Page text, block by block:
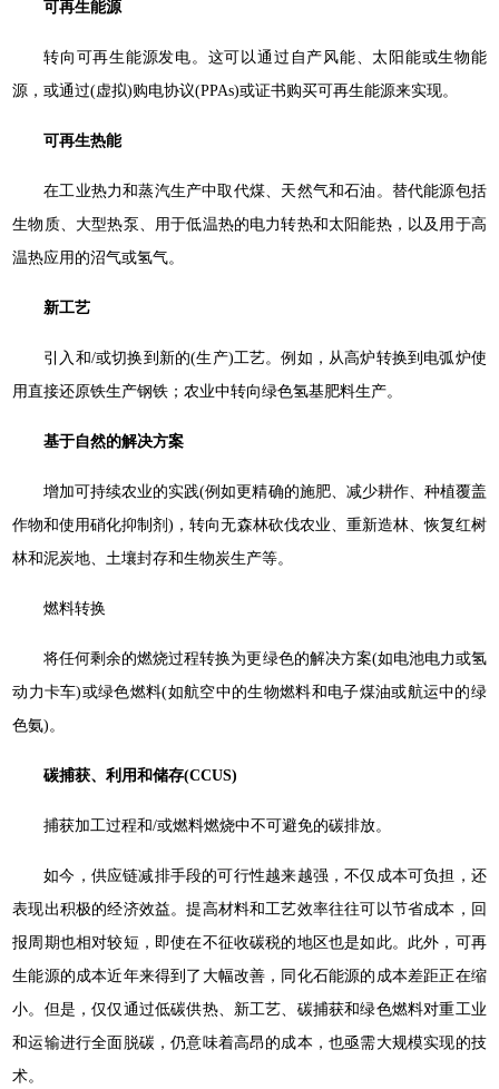
可再生能源
转向可再生能源发电。这可以通过自产风能、太阳能或生物能
源，或通过(虚拟)购电协议(PPAs)或证书购买可再生能源来实现。
可再生热能
在工业热力和蒸汽生产中取代煤、天然气和石油。替代能源包括
生物质、大型热泵、用于低温热的电力转热和太阳能热，以及用于高
温热应用的沼气或氢气。
新工艺
引入和/或切换到新的(生产)工艺。例如，从高炉转换到电弧炉使
用直接还原铁生产钢铁；农业中转向绿色氢基肥料生产。
基于自然的解决方案
增加可持续农业的实践(例如更精确的施肥、减少耕作、种植覆盖
作物和使用硝化抑制剂)，转向无森林砍伐农业、重新造林、恢复红树
林和泥炭地、土壤封存和生物炭生产等。
燃料转换
将任何剩余的燃烧过程转换为更绿色的解决方案(如电池电力或氢
动力卡车)或绿色燃料(如航空中的生物燃料和电子煤油或航运中的绿
色氨)。
碳捕获、利用和储存(CCUS)
捕获加工过程和/或燃料燃烧中不可避免的碳排放。
如今，供应链减排手段的可行性越来越强，不仅成本可负担，还
表现出积极的经济效益。提高材料和工艺效率往往可以节省成本，回
报周期也相对较短，即使在不征收碳税的地区也是如此。此外，可再
生能源的成本近年来得到了大幅改善，同化石能源的成本差距正在缩
小。但是，仅仅通过低碳供热、新工艺、碳捕获和绿色燃料对重工业
和运输进行全面脱碳，仍意味着高昂的成本，也亟需大规模实现的技
术。